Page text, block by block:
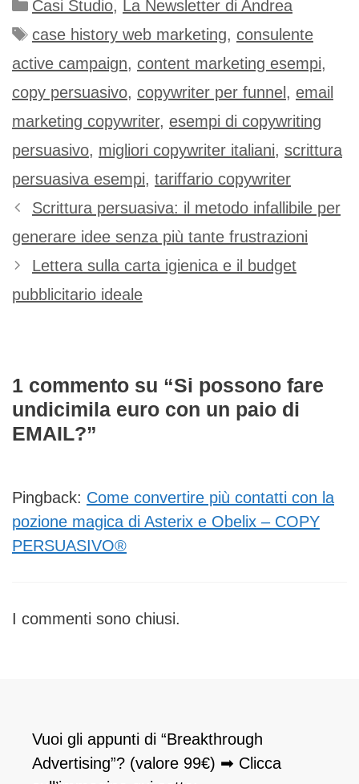
Casi Studio, La Newsletter di Andrea
case history web marketing, consulente
active campaign, content marketing esempi,
copy persuasivo, copywriter per funnel , email
marketing copywriter, esempi di copywriting
persuasivo, migliori copywriter italiani, scrittura
persuasiva esempi, tariffario copywriter
Scrittura persuasiva: il metodo infallibile per
generare idee senza più tante frustrazioni
Lettera sulla carta igienica e il budget
pubblicitario ideale
1 commento su “Si possono fare
undicimila euro con un paio di
EMAIL?”
Pingback: Come convertire più contatti con la
pozione magica di Asterix e Obelix – COPY
PERSUASIVO®
I commenti sono chiusi.
Vuoi gli appunti di “Breakthrough
Advertising”? (valore 99€) ➡ Clicca